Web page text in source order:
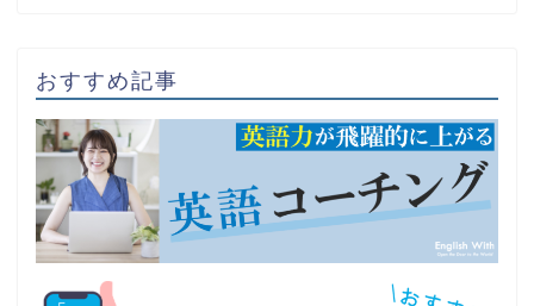
おすすめ記事